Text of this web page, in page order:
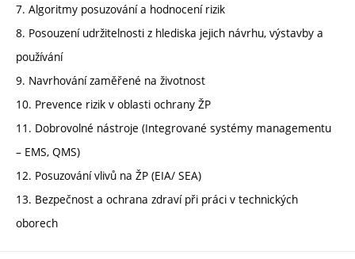
7. Algoritmy posuzování a hodnocení rizik
8. Posouzení udržitelnosti z hlediska jejich návrhu, výstavby a
používání
9. Navrhování zaměřené na životnost
10. Prevence rizik v oblasti ochrany ŽP
11. Dobrovolné nástroje (Integrované systémy managementu
– EMS, QMS)
12. Posuzování vlivů na ŽP (EIA/ SEA)
13. Bezpečnost a ochrana zdraví při práci v technických
oborech